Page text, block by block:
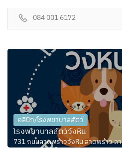
084 001 6172
คลินิก/โรงพยาบาลสัตว์
โรงพยาบาลสัตว์วังหิน
731 ถนนลาดพร้าววังหิน ลาดพร้าว ล